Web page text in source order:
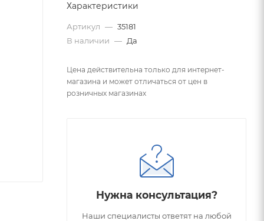
Характеристики
Артикул — 35181
В наличии — Да
Цена действительна только для интернет-
магазина и может отличаться от цен в
розничных магазинах
Нужна консультация?
Наши специалисты ответят на любой